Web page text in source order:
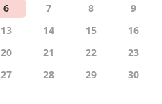
6 7 8
9
13 14 15
16
20 21 22
23
27 28 29
30